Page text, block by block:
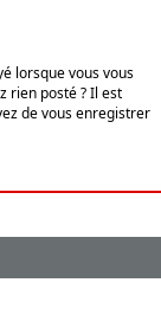
lorsque vous vous
rien posté ? Il est
de vous enregistrer